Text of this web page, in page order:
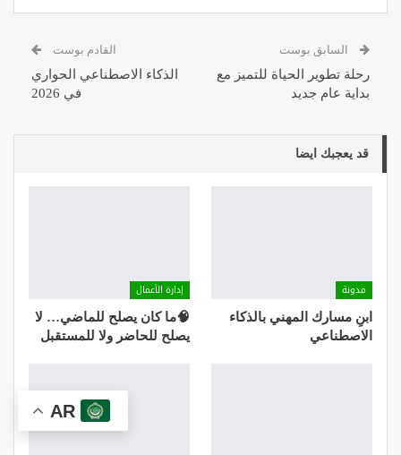
السابق بوست
رحلة تطوير الحياة للتميز مع
بداية عام جديد
القادم بوست
الذكاء الاصطناعي الحواري
في 2026
قد يعجبك ايضا
مدونة
ابنِ مسارك المهني بالذكاء
الاصطناعي
إدارة الأعمال
🧠ما كان يصلح للماضي… لا
يصلح للحاضر ولا للمستقبل
AR